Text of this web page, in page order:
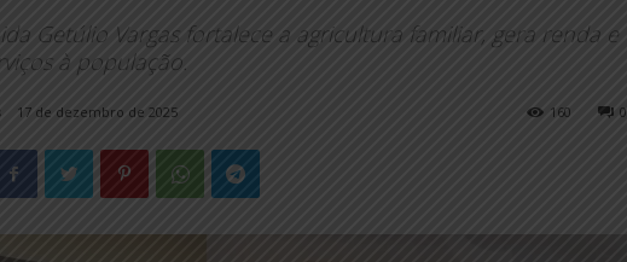
Getúlio Vargas fortalece a agricultura familiar, gera renda e
à população.
17 de dezembro de 2025 0
160